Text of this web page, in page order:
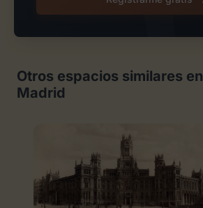
Otros espacios similares en
Madrid